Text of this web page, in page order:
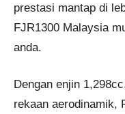
prestasi mantap di
FJR1300 Malaysia
anda.
Dengan enjin
rekaan aerodinamik,